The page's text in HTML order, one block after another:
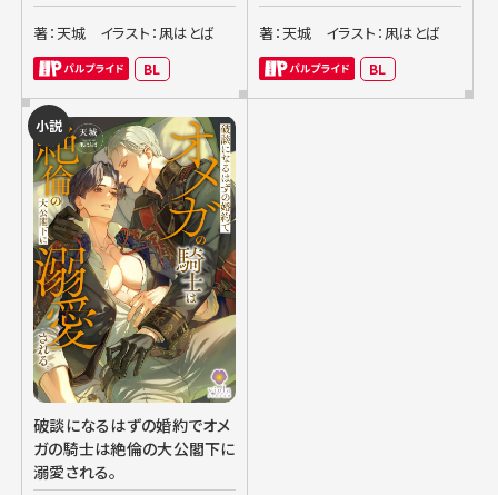
著：天城 イラスト：凩はとば
BL
著：天城 イラスト：凩はとば
BL
小説
破談になるはずの婚約でオメ
ガの騎士は絶倫の大公閣下に
溺愛される。